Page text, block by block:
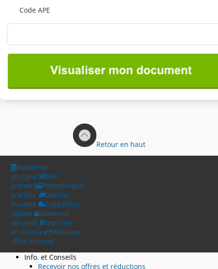
Code APE
Retour en haut
Maquette
en ligne
BAT
gratuit
Photothèque
gratuite
Gestion
durable
Expédition
rapide
Paiement
sécurisé
Imprimé
en France
Meilleure
offre internet
Info. et Conseils
Recevoir nos offres et réductions